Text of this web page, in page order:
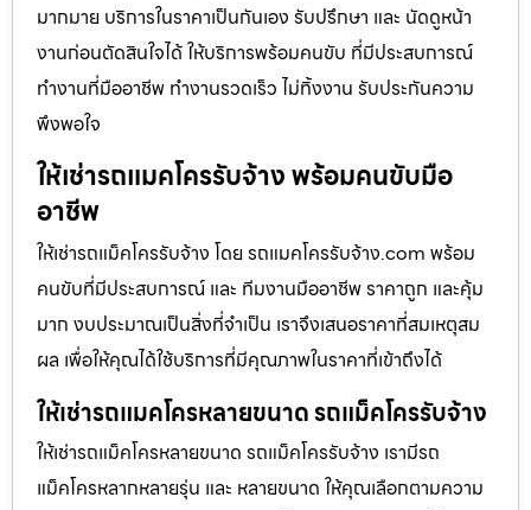
มากมาย บริการในราคาเป็นกันเอง รับปรึกษา และ นัดดูหน้า
งานก่อนตัดสินใจได้ ให้บริการพร้อมคนขับ ที่มีประสบการณ์
ทำงานที่มืออาชีพ ทำงานรวดเร็ว ไม่ทิ้งงาน รับประกันความ
พึงพอใจ
ให้เช่ารถแมคโครรับจ้าง พร้อมคนขับมือ
อาชีพ
ให้เช่ารถแม็คโครรับจ้าง โดย รถแมคโครรับจ้าง.com พร้อม
คนขับที่มีประสบการณ์ และ ทีมงานมืออาชีพ ราคาถูก และคุ้ม
มาก งบประมาณเป็นสิ่งที่จำเป็น เราจึงเสนอราคาที่สมเหตุสม
ผล เพื่อให้คุณได้ใช้บริการที่มีคุณภาพในราคาที่เข้าถึงได้
ให้เช่ารถแมคโครหลายขนาด รถแม็คโครรับจ้าง
ให้เช่ารถแม็คโครหลายขนาด รถแม็คโครรับจ้าง เรามีรถ
แม็คโครหลากหลายรุ่น และ หลายขนาด ให้คุณเลือกตามความ